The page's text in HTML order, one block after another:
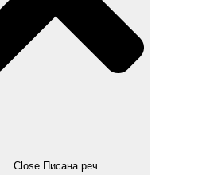
Close Писана реч